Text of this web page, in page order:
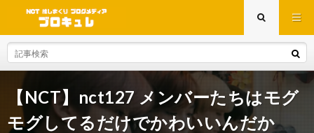
【NCT】nct127 メンバーたちはモグ
モグしてるだけでかわいいんだか